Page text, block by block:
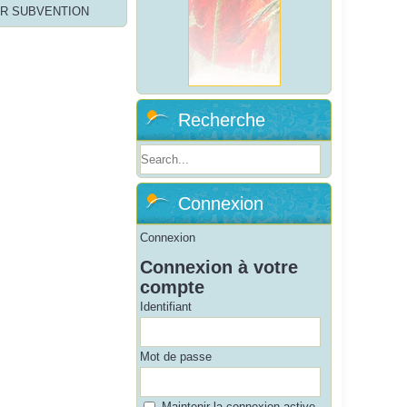
SUBVENTION
Recherche
Connexion
Connexion
Connexion à votre
compte
Identifiant
Mot de passe